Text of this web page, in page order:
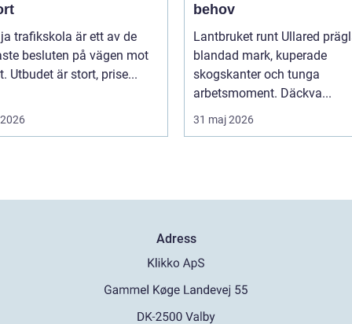
trafikskola är ett av de
besluten på vägen mot
Utbudet är stort, prise...
behov
Lantbruket runt Ullared
blandad mark, kuperade
skogskanter och tunga
arbetsmoment. Däckva...
31 maj 2026
Adress